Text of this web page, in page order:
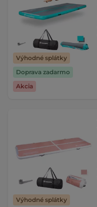
Výhodné splátky
Doprava zadarmo
Akcia
Výhodné splátky